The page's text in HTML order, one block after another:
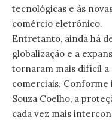
tecnológicas e às
comércio eletrônico.
Entretanto, ainda há
globalização e a
tornaram mais difícil a
comerciais. Conforme
Souza Coelho, a
cada vez mais